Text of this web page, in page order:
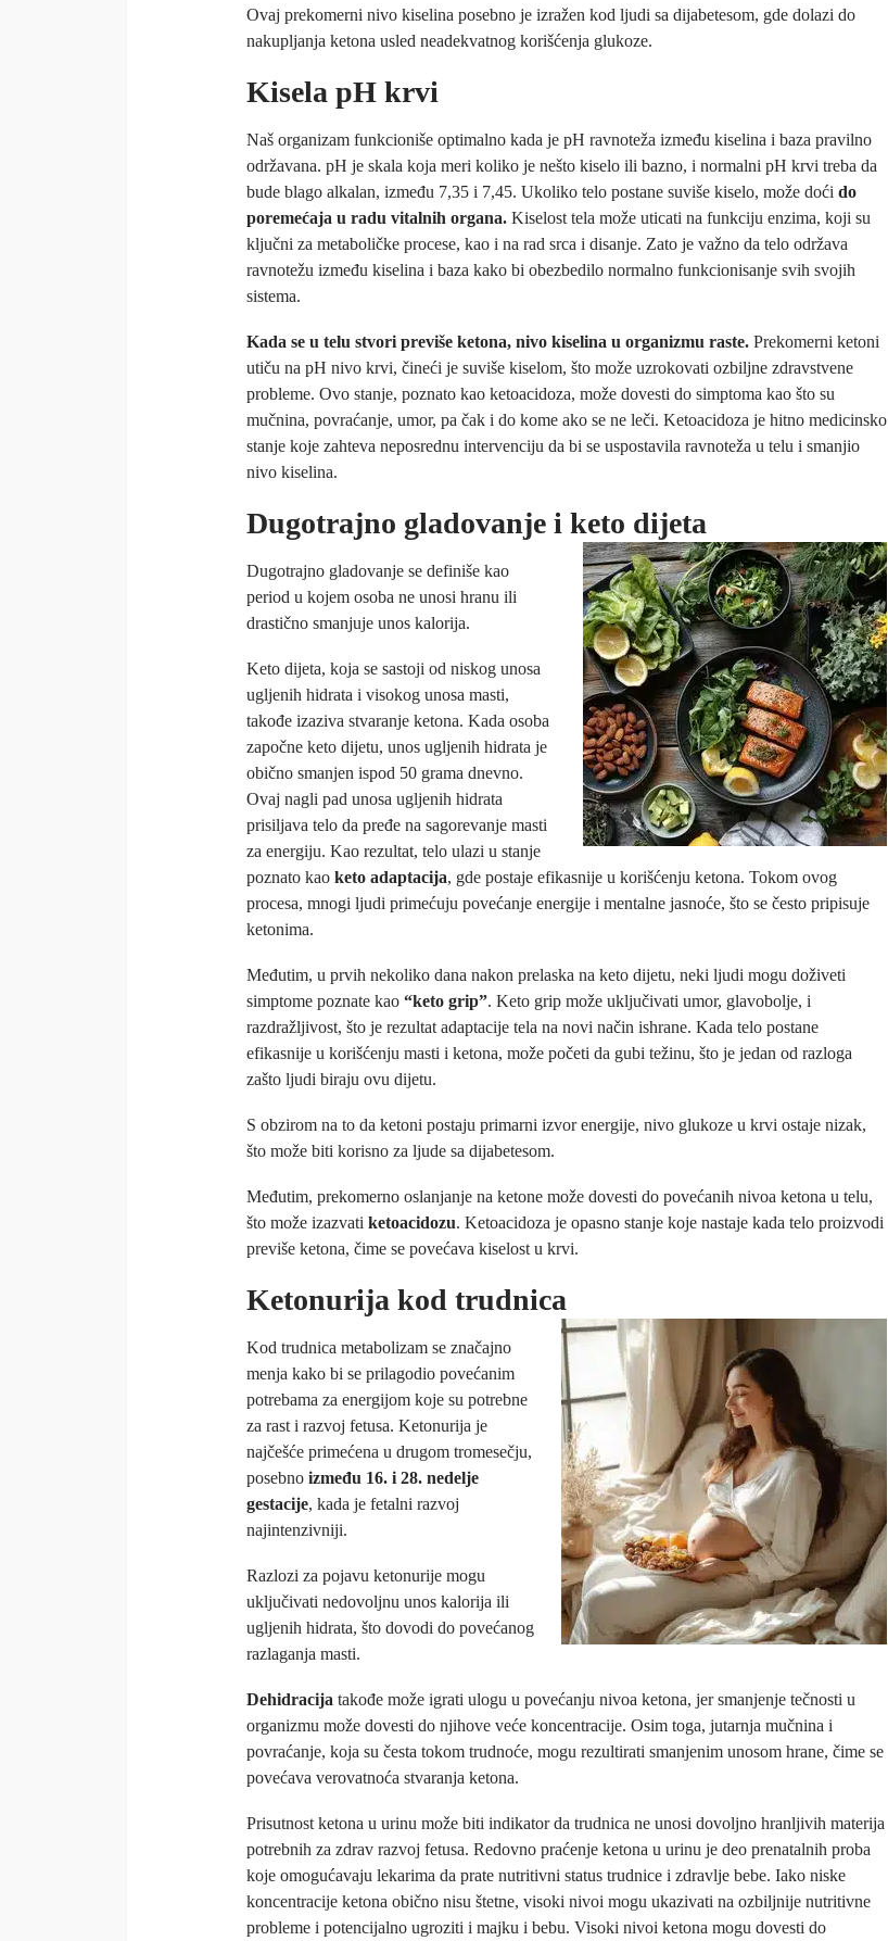
Ovaj prekomerni nivo kiselina posebno je izražen kod ljudi sa dijabetesom, gde dolazi do
nakupljanja ketona usled neadekvatnog korišćenja glukoze.
Kisela pH krvi
Naš organizam funkcioniše optimalno kada je pH ravnoteža između kiselina i baza pravilno
održavana. pH je skala koja meri koliko je nešto kiselo ili bazno, i normalni pH krvi treba da
bude blago alkalan, između 7,35 i 7,45. Ukoliko telo postane suviše kiselo, može doći do
poremećaja u radu vitalnih organa. Kiselost tela može uticati na funkciju enzima, koji su
ključni za metaboličke procese, kao i na rad srca i disanje. Zato je važno da telo održava
ravnotežu između kiselina i baza kako bi obezbedilo normalno funkcionisanje svih svojih
sistema.
Kada se u telu stvori previše ketona, nivo kiselina u organizmu raste. Prekomerni ketoni
utiču na pH nivo krvi, čineći je suviše kiselom, što može uzrokovati ozbiljne zdravstvene
probleme. Ovo stanje, poznato kao ketoacidoza, može dovesti do simptoma kao što su
mučnina, povraćanje, umor, pa čak i do kome ako se ne leči. Ketoacidoza je hitno medicinsko
stanje koje zahteva neposrednu intervenciju da bi se uspostavila ravnoteža u telu i smanjio
nivo kiselina.
Dugotrajno gladovanje i keto dijeta
Dugotrajno gladovanje se definiše kao
period u kojem osoba ne unosi hranu ili
drastično smanjuje unos kalorija.
Keto dijeta, koja se sastoji od niskog unosa
ugljenih hidrata i visokog unosa masti,
takođe izaziva stvaranje ketona. Kada osoba
započne keto dijetu, unos ugljenih hidrata je
obično smanjen ispod 50 grama dnevno.
Ovaj nagli pad unosa ugljenih hidrata
prisiljava telo da pređe na sagorevanje masti
za energiju. Kao rezultat, telo ulazi u stanje
poznato kao keto adaptacija, gde postaje efikasnije u korišćenju ketona. Tokom ovog
procesa, mnogi ljudi primećuju povećanje energije i mentalne jasnoće, što se često pripisuje
ketonima.
Međutim, u prvih nekoliko dana nakon prelaska na keto dijetu, neki ljudi mogu doživeti
simptome poznate kao “keto grip”. Keto grip može uključivati umor, glavobolje, i
razdražljivost, što je rezultat adaptacije tela na novi način ishrane. Kada telo postane
efikasnije u korišćenju masti i ketona, može početi da gubi težinu, što je jedan od razloga
zašto ljudi biraju ovu dijetu.
S obzirom na to da ketoni postaju primarni izvor energije, nivo glukoze u krvi ostaje nizak,
što može biti korisno za ljude sa dijabetesom.
Međutim, prekomerno oslanjanje na ketone može dovesti do povećanih nivoa ketona u telu,
što može izazvati ketoacidozu. Ketoacidoza je opasno stanje koje nastaje kada telo proizvodi
previše ketona, čime se povećava kiselost u krvi.
Ketonurija kod trudnica
Kod trudnica metabolizam se značajno
menja kako bi se prilagodio povećanim
potrebama za energijom koje su potrebne
za rast i razvoj fetusa. Ketonurija je
najčešće primećena u drugom tromesečju,
posebno između 16. i 28. nedelje
gestacije, kada je fetalni razvoj
najintenzivniji.
Razlozi za pojavu ketonurije mogu
uključivati nedovoljnu unos kalorija ili
ugljenih hidrata, što dovodi do povećanog
razlaganja masti.
Dehidracija takođe može igrati ulogu u povećanju nivoa ketona, jer smanjenje tečnosti u
organizmu može dovesti do njihove veće koncentracije. Osim toga, jutarnja mučnina i
povraćanje, koja su česta tokom trudnoće, mogu rezultirati smanjenim unosom hrane, čime se
povećava verovatnoća stvaranja ketona.
Prisutnost ketona u urinu može biti indikator da trudnica ne unosi dovoljno hranljivih materija
potrebnih za zdrav razvoj fetusa. Redovno praćenje ketona u urinu je deo prenatalnih proba
koje omogućavaju lekarima da prate nutritivni status trudnice i zdravlje bebe. Iako niske
koncentracije ketona obično nisu štetne, visoki nivoi mogu ukazivati na ozbiljnije nutritivne
probleme i potencijalno ugroziti i majku i bebu. Visoki nivoi ketona mogu dovesti do